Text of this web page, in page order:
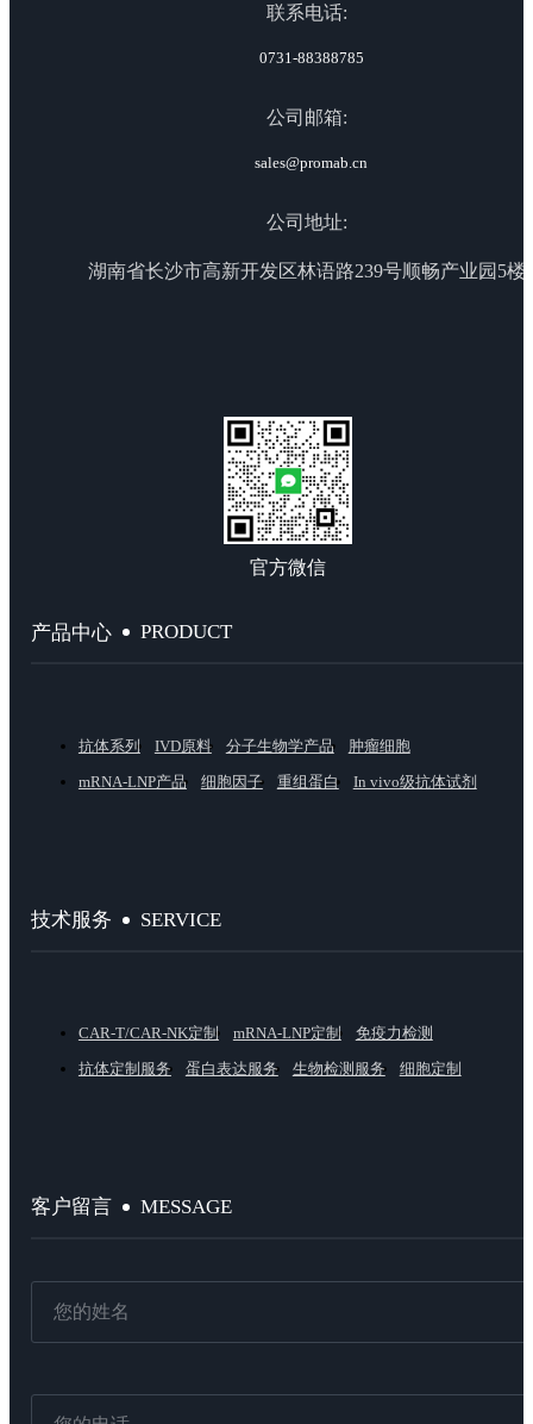
联系电话:
0731-88388785
公司邮箱:
sales@promab.cn
公司地址:
湖南省长沙市高新开发区林语路239号顺畅产业园5楼
官方微信
产品中心 PRODUCT
抗体系列 IVD原料 分子生物学产品
肿瘤细胞
mRNA-LNP产品
细胞因子 重组蛋白 In vivo级抗体试剂
技术服务 SERVICE
CAR-T/CAR-NK定制 mRNA-LNP定制
免疫力检测
抗体定制服务
蛋白表达服务 生物检测服务 细胞定制
客户留言 MESSAGE